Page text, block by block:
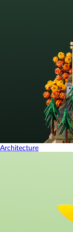
Architecture